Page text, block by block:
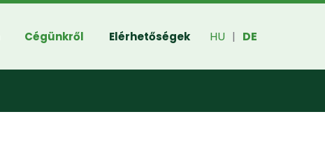
Cégünkről Elérhetőségek HU | DE